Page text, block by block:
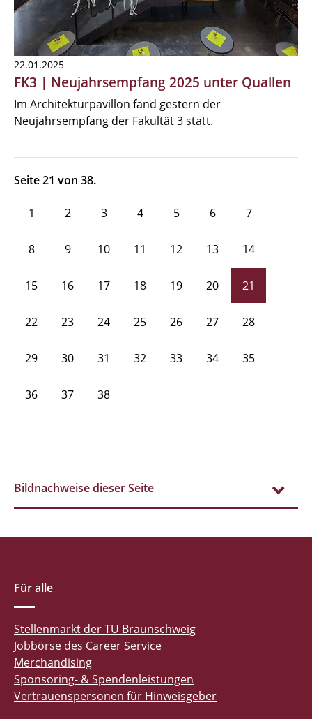
22.01.2025
FK3 | Neujahrsempfang 2025 unter Quallen
Im Architekturpavillon fand gestern der
Neujahrsempfang der Fakultät 3 statt.
Seite 21 von 38.
1 2 3 4 5 6 7
8 9 10 11 12 13 14
15 16 17 18 19 20 21
22 23 24 25 26 27 28
29 30 31 32 33 34 35
36 37 38
Bildnachweise dieser Seite
Für alle
Stellenmarkt der TU Braunschweig
Jobbörse des Career Service
Merchandising
Sponsoring- & Spendenleistungen
Vertrauenspersonen für Hinweisgeber